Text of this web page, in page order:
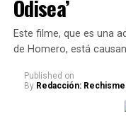
Series
Cien años de
de agosto
Mi vida con
Odisea’
Este filme, que es una
de Homero, está
Published on
By Redacción: